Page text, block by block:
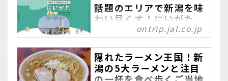
話題のエリアで新潟を味
わい尽くす！にいがた
2km食い倒れさんぽ
新潟の"美味しい"を味わい
尽くすなら、『にいがた２
km』がぴったり。『にいが
ontrip.jal.co.jp
隠れたラーメン王国！新
潟の5大ラーメンと注目